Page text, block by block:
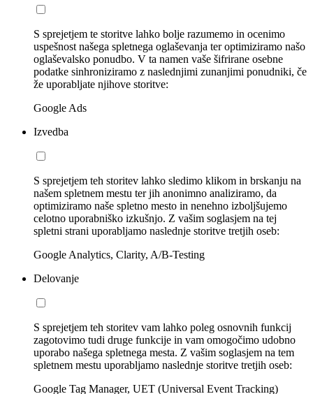
S sprejetjem te storitve lahko bolje razumemo in ocenimo
uspešnost našega spletnega oglaševanja ter optimiziramo našo
oglaševalsko ponudbo. V ta namen vaše šifrirane osebne
podatke sinhroniziramo z naslednjimi zunanjimi ponudniki, če
že uporabljate njihove storitve:
Google Ads
Izvedba
S sprejetjem teh storitev lahko sledimo klikom in brskanju na
našem spletnem mestu ter jih anonimno analiziramo, da
optimiziramo naše spletno mesto in nenehno izboljšujemo
celotno uporabniško izkušnjo. Z vašim soglasjem na tej
spletni strani uporabljamo naslednje storitve tretjih oseb:
Google Analytics, Clarity, A/B-Testing
Delovanje
S sprejetjem teh storitev vam lahko poleg osnovnih funkcij
zagotovimo tudi druge funkcije in vam omogočimo udobno
uporabo našega spletnega mesta. Z vašim soglasjem na tem
spletnem mestu uporabljamo naslednje storitve tretjih oseb:
Google Tag Manager, UET (Universal Event Tracking)